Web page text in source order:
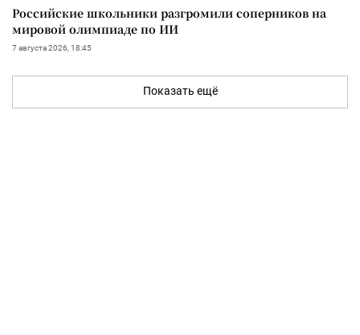
Российские школьники разгромили соперников на
мировой олимпиаде по ИИ
7 августа 2026, 18:45
Показать ещё